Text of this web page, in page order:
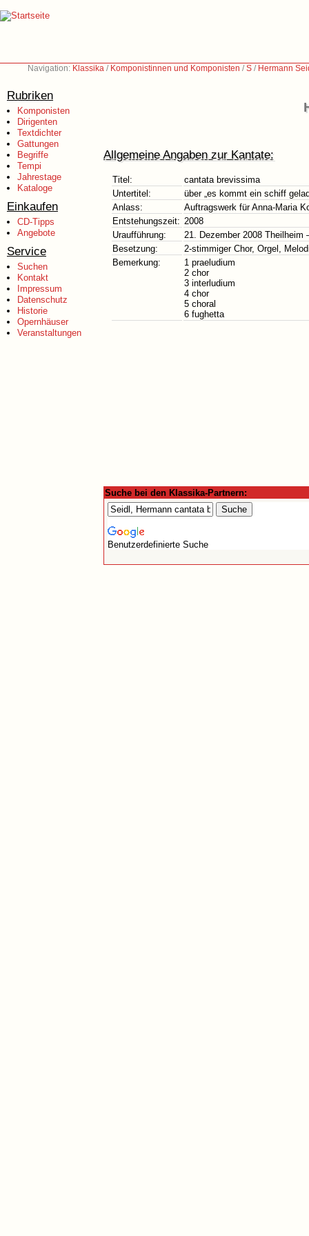
Navigation: Klassika / Komponistinnen und Komponisten /S / Hermann
Rubriken
Komponisten
Dirigenten
Textdichter
Gattungen
Begriffe
Tempi
Jahrestage
Kataloge
Einkaufen
CD-Tipps
Angebote
Service
Suchen
Kontakt
Impressum
Datenschutz
Historie
Opernhäuser
Veranstaltungen
Allgemeine Angaben zur Kantate:
Titel:
cantata brevissima
Untertitel:
über „es kommt ein schiff
Anlass:
Auftragswerk für Anna-Maria
Entstehungszeit: 2008
Uraufführung:
21. Dezember 2008 Theilheim
Besetzung:
2-stimmiger Chor, Orgel,
Bemerkung:
1 praeludium
2 chor
3 interludium
4 chor
5 choral
6 fughetta
Suche bei den Klassika-Partnern:
Benutzerdefinierte Suche